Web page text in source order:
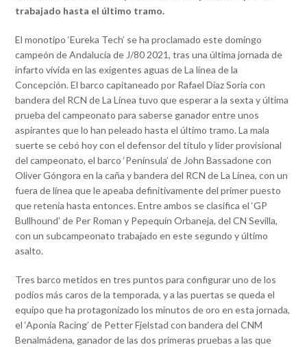
trabajado hasta el último tramo.
El monotipo ‘Eureka Tech’ se ha proclamado este domingo
campeón de Andalucía de J/80 2021, tras una última jornada de
infarto vivida en las exigentes aguas de La línea de la
Concepción. El barco capitaneado por Rafael Díaz Soria con
bandera del RCN de La Línea tuvo que esperar a la sexta y última
prueba del campeonato para saberse ganador entre unos
aspirantes que lo han peleado hasta el último tramo. La mala
suerte se cebó hoy con el defensor del título y líder provisional
del campeonato, el barco ‘Península’ de John Bassadone con
Oliver Góngora en la caña y bandera del RCN de La Línea, con un
fuera de línea que le apeaba definitivamente del primer puesto
que retenía hasta entonces. Entre ambos se clasifica el ‘GP
Bullhound’ de Per Roman y Pepequín Orbaneja, del CN Sevilla,
con un subcampeonato trabajado en este segundo y último
asalto.
Tres barco metidos en tres puntos para configurar uno de los
podios más caros de la temporada, y a las puertas se queda el
equipo que ha protagonizado los minutos de oro en esta jornada,
el ‘Aponia Racing’ de Petter Fjelstad con bandera del CNM
Benalmádena, ganador de las dos primeras pruebas a las que